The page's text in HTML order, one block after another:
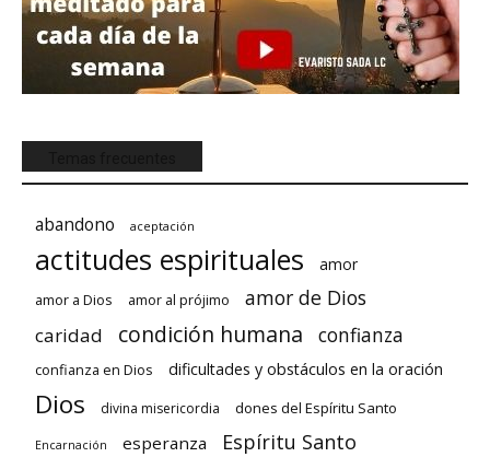
abandono aceptación
actitudes espirituales amor
amor a Dios amor al prójimo amor de Dios
caridad condición humana confianza
confianza en Dios dificultades y obstáculos en la oración
Dios divina misericordia dones del Espíritu Santo
Encarnación esperanza Espíritu Santo